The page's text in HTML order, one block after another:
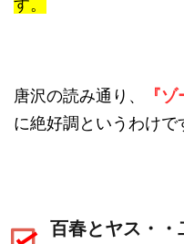
す。
唐沢の読み通り、 『
に絶好調というわけで
百春とヤス・・